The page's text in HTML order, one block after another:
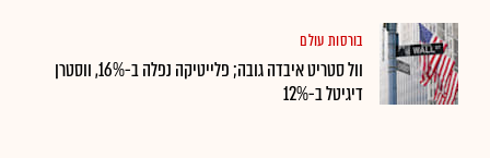
בורסות עולם
וול סטריט איבדה גובה; פלייטיקה נפלה ב-16%, ווסטרן
דיגיטל ב-12%